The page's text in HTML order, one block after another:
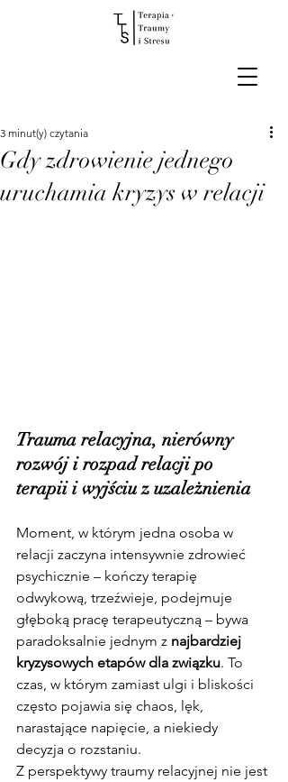
Gdy zdrowienie jednego
uruchamia kryzys w relacji
3 minut(y) czytania
Trauma relacyjna, nierówny
rozwój i rozpad relacji po
terapii i wyjściu z uzależnienia
Moment, w którym jedna osoba w
relacji zaczyna intensywnie zdrowieć
psychicznie – kończy terapię
odwykową, trzeźwieje, podejmuje
głęboką pracę terapeutyczną – bywa
paradoksalnie jednym z najbardziej
kryzysowych etapów dla związku. To
czas, w którym zamiast ulgi i bliskości
często pojawia się chaos, lęk,
narastające napięcie, a niekiedy
decyzja o rozstaniu.
Z perspektywy traumy relacyjnej nie jest